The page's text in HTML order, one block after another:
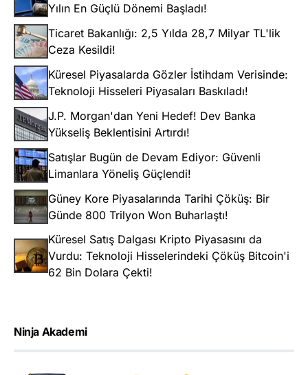
Yılın En Güçlü Dönemi Başladı!
Ticaret Bakanlığı: 2,5 Yılda 28,7 Milyar TL'lik
Ceza Kesildi!
Küresel Piyasalarda Gözler İstihdam Verisinde:
Teknoloji Hisseleri Piyasaları Baskıladı!
J.P. Morgan'dan Yeni Hedef! Dev Banka
Yükseliş Beklentisini Artırdı!
Satışlar Bugün de Devam Ediyor: Güvenli
Limanlara Yöneliş Güçlendi!
Güney Kore Piyasalarında Tarihi Çöküş: Bir
Günde 800 Trilyon Won Buharlaştı!
Küresel Satış Dalgası Kripto Piyasasını da
Vurdu: Teknoloji Hisselerindeki Çöküş Bitcoin'i
62 Bin Dolara Çekti!
Ninja Akademi